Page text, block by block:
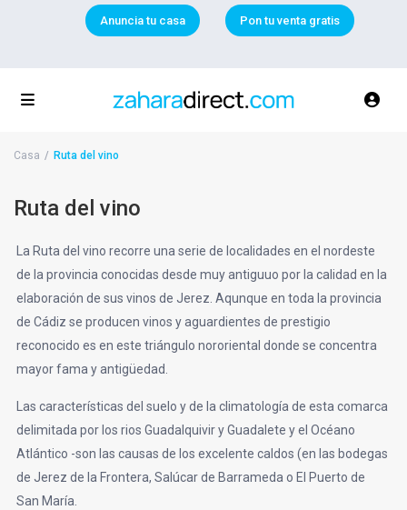
Anuncia tu casa Pon tu venta gratis
Casa Ruta del vino
Ruta del vino
La Ruta del vino recorre una serie de localidades en el nordeste
de la provincia conocidas desde muy antiguuo por la calidad en la
elaboración de sus vinos de Jerez. Aqunque en toda la provincia
de Cádiz se producen vinos y aguardientes de prestigio
reconocido es en este triángulo nororiental donde se concentra
mayor fama y antigüedad.
Las características del suelo y de la climatología de esta comarca
delimitada por los rios Guadalquivir y Guadalete y el Océano
Atlántico -son las causas de los excelente caldos (en las bodegas
de Jerez de la Frontera, Salúcar de Barrameda o El Puerto de
San María.